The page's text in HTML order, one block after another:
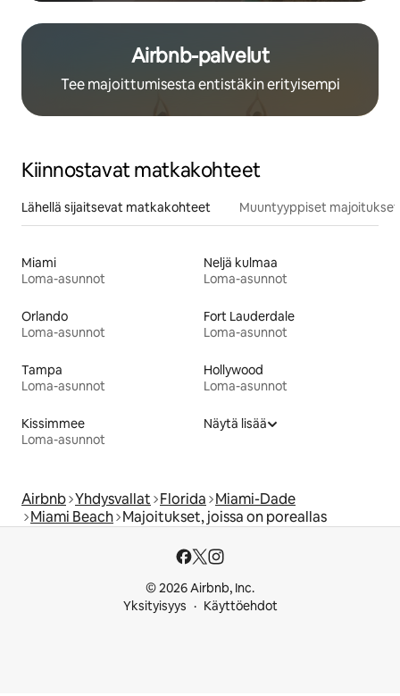
Airbnb-palvelut
Tee majoittumisesta entistäkin erityisempi
Kiinnostavat matkakohteet
Lähellä sijaitsevat matkakohteet Muuntyyppiset majoitukset
Miami
Loma-asunnot
Neljä kulmaa
Loma-asunnot
Orlando
Loma-asunnot
Fort Lauderdale
Loma-asunnot
Tampa
Loma-asunnot
Hollywood
Loma-asunnot
Kissimmee
Loma-asunnot
Näytä lisää
Airbnb Yhdysvallat Florida Miami-Dade
Miami Beach Majoitukset, joissa on poreallas
© 2026 Airbnb, Inc.
Yksityisyys
Käyttöehdot